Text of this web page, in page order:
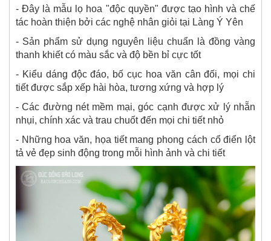
- Đây là mẫu lọ hoa "độc quyền" được tạo hình và chế
tác hoàn thiện bởi các nghệ nhân giỏi tại Làng Ý Yên
- Sản phẩm sử dụng nguyên liệu chuẩn là đồng vàng
thanh khiết có màu sắc và độ bền bỉ cực tốt
- Kiểu dáng độc đáo, bố cục hoa văn cân đối, mọi chi
tiết được sắp xếp hài hòa, tương xứng và hợp lý
- Các đường nét mềm mại, góc cạnh được xử lý nhẵn
nhụi, chính xác và trau chuốt đến mọi chi tiết nhỏ
- Những hoa văn, họa tiết mang phong cách cổ điển lột
tả vẻ đẹp sinh động trong mỗi hình ảnh và chi tiết